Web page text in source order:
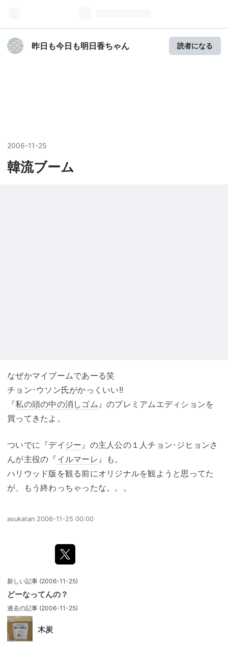
昨日も今日も明日香ちゃん 読者になる
2006-11-25
韓流ブーム
なぜかマイブームであーる笑
チョン･ウソン氏がかっくいい!!
『私の頭の中の消しゴム』のプレミアムエディションを
買ってきたよ。
ついでに『デイ ジー』の主人公の１人チョン･ジヒョンさ
んが主役の『イルマーレ 』も。
ハリウッド版を観る前にオリジナルを観ようと思ってた
が、もう終わっちゃったな。。。
asukatan 2006-11-25 00:00
新しい記事 (2006-11-25)
どーなってんの？
過去の記事 (2006-11-25)
木炭